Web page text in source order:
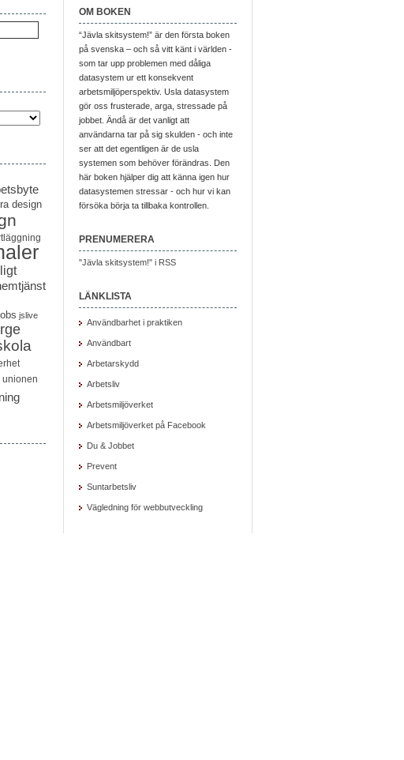
design
jslive
unionen
OM BOKEN
“Jävla skitsystem!” är den första boken
på svenska – och så vitt känt i världen -
som tar upp problemen med dåliga
datasystem ur ett konsekvent
arbetsmiljöperspektiv. Usla datasystem
gör oss frusterade, arga, stressade på
jobbet. Ändå är det vanligt att
användarna tar på sig skulden - och inte
ser att det egentligen är de usla
systemen som behöver förändras. Den
här boken hjälper dig att känna igen hur
datasystemen stressar - och hur vi kan
försöka börja ta tillbaka kontrollen.
PRENUMERERA
"Jävla skitsystem!" i RSS
LÄNKLISTA
Användbarhet i praktiken
Användbart
Arbetarskydd
Arbetsliv
Arbetsmiljöverket
Arbetsmiljöverket på Facebook
Du & Jobbet
Prevent
Suntarbetsliv
Vägledning för webbutveckling